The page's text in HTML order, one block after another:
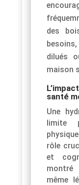
des
dilués
maison
santé
Une
limite
rôle
et
montré
même